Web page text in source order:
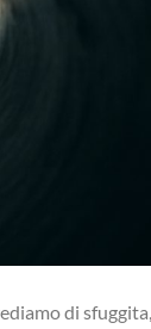
di